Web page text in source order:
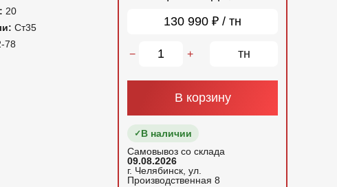
20
Ст35
78
130 990 ₽ / тн
− + тн
В корзину
В наличии
Самовывоз со склада
09.08.2026
г. Челябинск, ул.
Производственная 8